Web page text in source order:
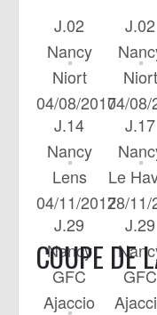
J.02
Nancy
Niort
04/08/2017
J.02
Niort
04/08/
J.14
Nancy
Lens
04/11/2017
J.17
Le
28/11/
J.29
Nancy
GFC
Ajaccio
J.29
GFC
COUPE DE